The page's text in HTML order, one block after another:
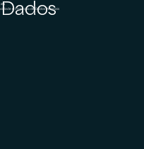
e Proteção de Dados Pessoais